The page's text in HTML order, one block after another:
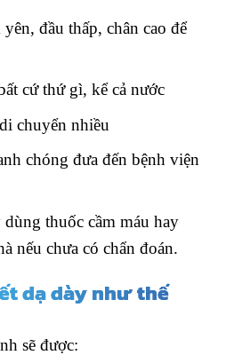
đầu thấp, chân cao để
cứ thứ gì, kể cả nước
chuyển nhiều
chóng đưa đến bệnh viện
thuốc cầm máu hay
nếu chưa có chẩn đoán.
dạ dày như thế
sẽ được: